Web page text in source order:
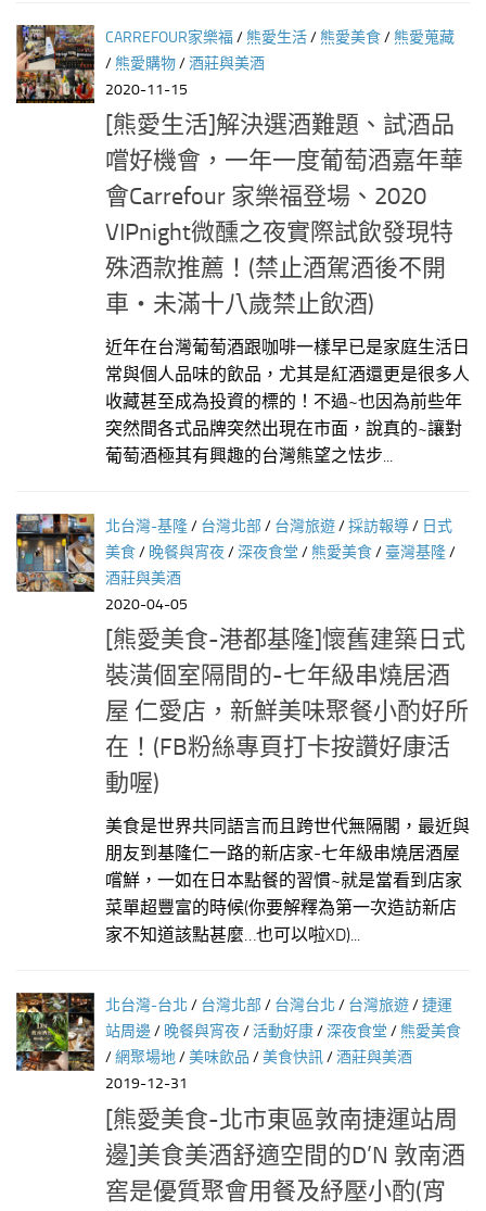
CARREFOUR家樂福/ 熊愛生活/ 熊愛美食/ 熊愛蒐藏
/ 熊愛購物/酒莊與美酒
2020-11-15
[熊愛生活]解決選酒難題、試酒品
嚐好機會，一年一度葡萄酒嘉年華
會Carrefour 家樂福登場、2020
VIPnight微醺之夜實際試飲發現特
殊酒款推薦！(禁止酒駕酒後不開
車‧未滿十八歲禁止飲酒)
近年在台灣葡萄酒跟咖啡一樣早已是家庭生活日
常與個人品味的飲品，尤其是紅酒還更是很多人
收藏甚至成為投資的標的！不過~也因為前些年
突然間各式品牌突然出現在市面，說真的~讓對
葡萄酒極其有興趣的台灣熊望之怯步...
北台灣-基隆/ 台灣北部 / 台灣旅遊/採訪報導/ 日式
美食/ 晚餐與宵夜/深夜食堂 / 熊愛美食/ 臺灣基隆/
酒莊與美酒
2020-04-05
[熊愛美食-港都基隆]懷舊建築日式
裝潢個室隔間的-七年級串燒居酒
屋 仁愛店，新鮮美味聚餐小酌好所
在！(FB粉絲專頁打卡按讚好康活
動喔)
美食是世界共同語言而且跨世代無隔閣，最近與
朋友到基隆仁一路的新店家-七年級串燒居酒屋
嚐鮮，一如在日本點餐的習慣~就是當看到店家
菜單超豐富的時候(你要解釋為第一次造訪新店
家不知道該點甚麼…也可以啦XD)...
北台灣-台北 / 台灣北部 / 台灣台北 / 台灣旅遊/捷運
站周邊 / 晚餐與宵夜/活動好康/深夜食堂 / 熊愛美食
/網聚場地/美味飲品 /美食快訊/酒莊與美酒
2019-12-31
[熊愛美食-北市東區敦南捷運站周
邊]美食美酒舒適空間的D’N 敦南酒
窖是優質聚會用餐及紓壓小酌(宵